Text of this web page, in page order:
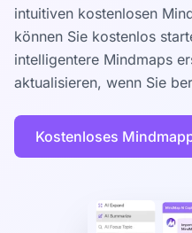
intuitiven kostenlosen
können Sie kostenlos
intelligentere Mindmaps
aktualisieren, wenn Sie
Kostenloses